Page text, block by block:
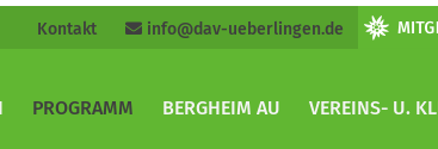
Kontakt info@dav-ueberlingen.de
PROGRAMM BERGHEIM AU VEREINS- U.